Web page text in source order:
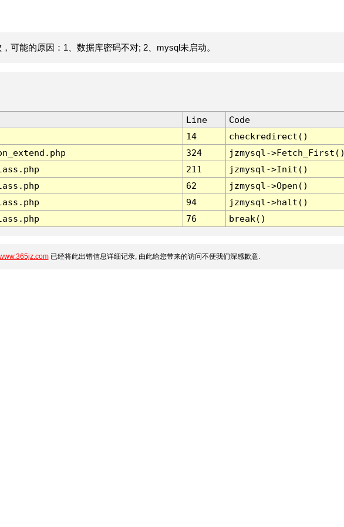
可能的原因：1、数据库密码不对; 2、mysql未启动。
Line
Code
14
checkredirect()
324
jzmysql-
211
jzmysql->Init()
62
jzmysql->Open()
94
jzmysql->halt()
76 break()
已经将此出错信息详细记录, 由此给您带来的访问不便我们深感歉意.